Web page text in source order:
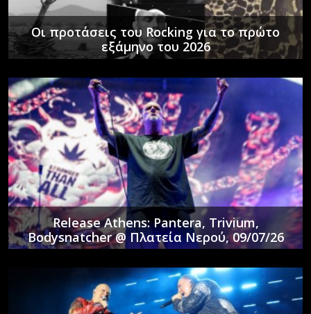
Οι προτάσεις του Rocking για το πρώτο
εξάμηνο του 2026
Release Athens: Pantera, Trivium,
Bodysnatcher @ Πλατεία Νερού, 09/07/26